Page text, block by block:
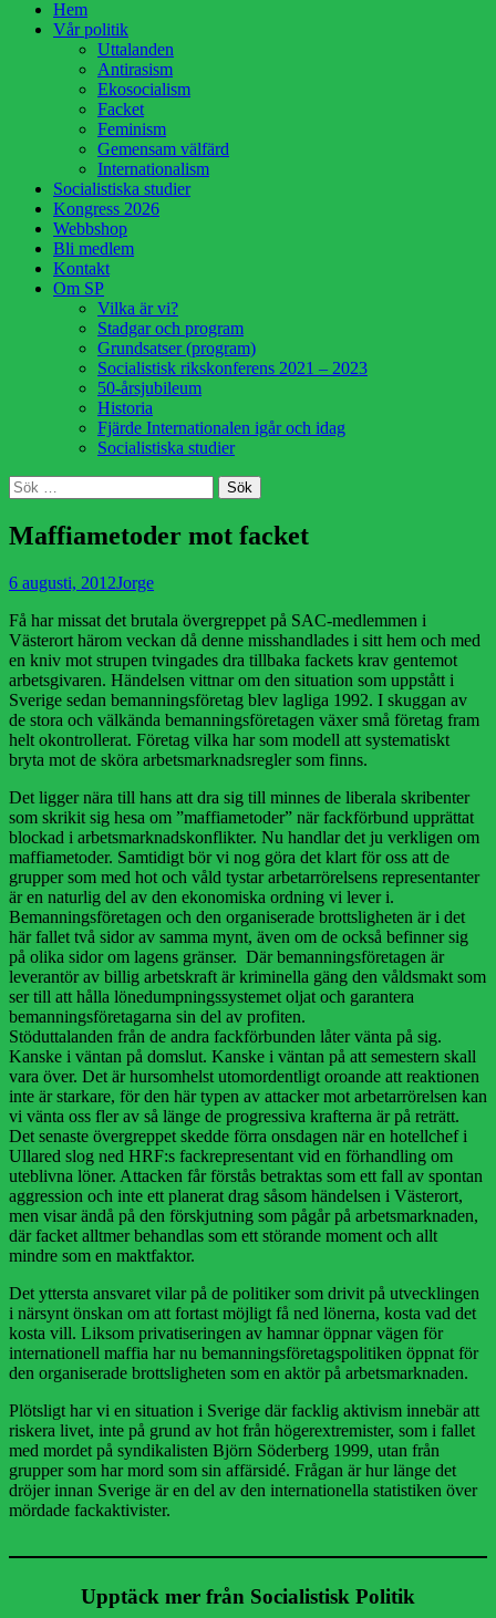
HoppaHem
Vår politik
Uttalanden
Antirasism
Ekosocialism
Facket
Feminism
Gemensam välfärd
Internationalism
Socialistiska studier
Kongress 2026
Webbshop
Bli medlem
Kontakt
Om SP
Vilka är vi?
Stadgar och program
Grundsatser (program)
Socialistisk rikskonferens 2021 – 2023
50-årsjubileum
Historia
Fjärde Internationalen igår och idag
Socialistiska studier
Sök
Sök
efter:
Maffiametoder mot facket
Publicerad
6 augusti, 2012Författare
Jorge
Få har missat det brutala övergreppet på SAC-medlemmen i
Västerort härom veckan då denne misshandlades i sitt hem och med
en kniv mot strupen tvingades dra tillbaka fackets krav gentemot
arbetsgivaren. Händelsen vittnar om den situation som uppstått i
Sverige sedan bemanningsföretag blev lagliga 1992. I skuggan av
de stora och välkända bemanningsföretagen växer små företag fram
helt okontrollerat. Företag vilka har som modell att systematiskt
bryta mot de sköra arbetsmarknadsregler som finns.
Det ligger nära till hans att dra sig till minnes de liberala skribenter
som skrikit sig hesa om ”maffiametoder” när fackförbund upprättat
blockad i arbetsmarknadskonflikter. Nu handlar det ju verkligen om
maffiametoder. Samtidigt bör vi nog göra det klart för oss att de
grupper som med hot och våld tystar arbetarrörelsens representanter
är en naturlig del av den ekonomiska ordning vi lever i.
Bemanningsföretagen och den organiserade brottsligheten är i det
här fallet två sidor av samma mynt, även om de också befinner sig
på olika sidor om lagens gränser. Där bemanningsföretagen är
leverantör av billig arbetskraft är kriminella gäng den våldsmakt som
ser till att hålla lönedumpningssystemet oljat och garantera
bemanningsföretagarna sin del av profiten.
Stöduttalanden från de andra fackförbunden låter vänta på sig.
Kanske i väntan på domslut. Kanske i väntan på att semestern skall
vara över. Det är hursomhelst utomordentligt oroande att reaktionen
inte är starkare, för den här typen av attacker mot arbetarrörelsen kan
vi vänta oss fler av så länge de progressiva krafterna är på reträtt.
Det senaste övergreppet skedde förra onsdagen när en hotellchef i
Ullared slog ned HRF:s fackrepresentant vid en förhandling om
uteblivna löner. Attacken får förstås betraktas som ett fall av spontan
aggression och inte ett planerat drag såsom händelsen i Västerort,
men visar ändå på den förskjutning som pågår på arbetsmarknaden,
där facket alltmer behandlas som ett störande moment och allt
mindre som en maktfaktor.
Det yttersta ansvaret vilar på de politiker som drivit på utvecklingen
i närsynt önskan om att fortast möjligt få ned lönerna, kosta vad det
kosta vill. Liksom privatiseringen av hamnar öppnar vägen för
internationell maffia har nu bemanningsföretagspolitiken öppnat för
den organiserade brottsligheten som en aktör på arbetsmarknaden.
Plötsligt har vi en situation i Sverige där facklig aktivism innebär att
riskera livet, inte på grund av hot från högerextremister, som i fallet
med mordet på syndikalisten Björn Söderberg 1999, utan från
grupper som har mord som sin affärsidé. Frågan är hur länge det
dröjer innan Sverige är en del av den internationella statistiken över
mördade fackaktivister.
Upptäck mer från Socialistisk Politik